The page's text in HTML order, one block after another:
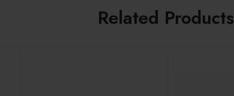
Related Products